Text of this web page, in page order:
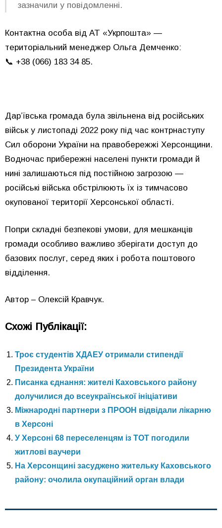
зазначили у повідомленні.
Контактна особа від АТ «Укрпошта» —
територіальний менеджер Ольга Демченко:
📞 +38 (066) 183 34 85.
Дар’ївська громада була звільнена від російських
військ у листопаді 2022 року під час контрнаступу
Сил оборони України на правобережжі Херсонщини.
Водночас прибережні населені пункти громади й
нині залишаються під постійною загрозою —
російські війська обстрілюють їх із тимчасово
окупованої території Херсонської області.
Попри складні безпекові умови, для мешканців
громади особливо важливо зберігати доступ до
базових послуг, серед яких і робота поштового
відділення.
Автор – Олексій Кравчук.
Схожі Публікації:
Троє студентів ХДАЕУ отримали стипендії
Президента України
Писанка єднання: жителі Каховського району
долучилися до всеукраїнської ініціативи
Міжнародні партнери з ПРООН відвідали лікарню
в Херсоні
У Херсоні 68 переселенцям із ТОТ погодили
житлові ваучери
На Херсонщині засуджено жительку Каховського
району: очолила окупаційний орган влади